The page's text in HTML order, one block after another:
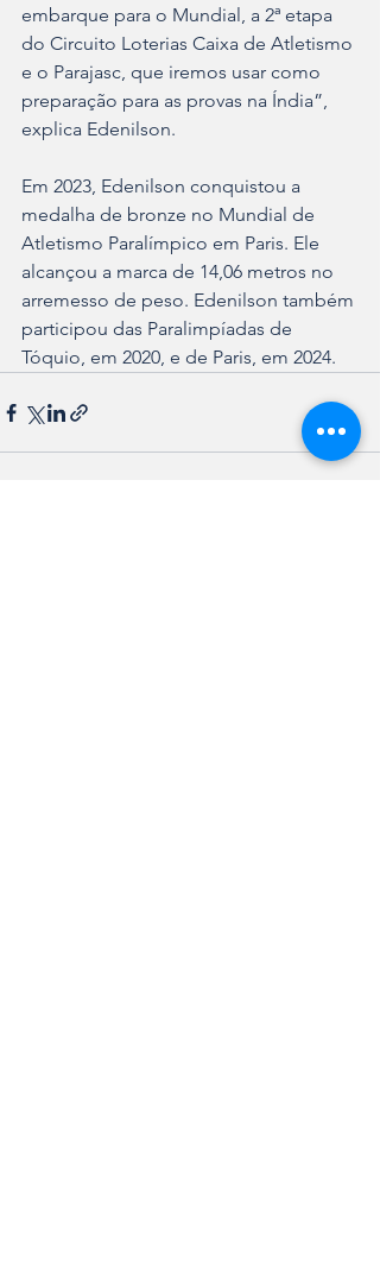
embarque para o Mundial, a 2ª etapa
do Circuito Loterias Caixa de Atletismo
e o Parajasc, que iremos usar como
preparação para as provas na Índia”,
explica Edenilson.
Em 2023, Edenilson conquistou a
medalha de bronze no Mundial de
Atletismo Paralímpico em Paris. Ele
alcançou a marca de 14,06 metros no
arremesso de peso. Edenilson também
participou das Paralimpíadas de
Tóquio, em 2020, e de Paris, em 2024.